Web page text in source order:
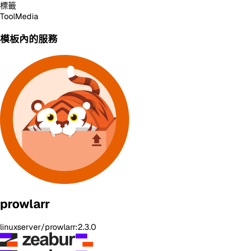
標籤
ToolMedia
模板內的服務
prowlarr
linuxserver/prowlarr:2.3.0